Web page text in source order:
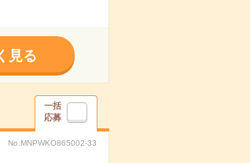
見る
一括
応募
No.MNPWKO865002-33